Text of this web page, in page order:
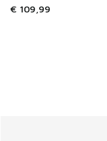
€ 109,99